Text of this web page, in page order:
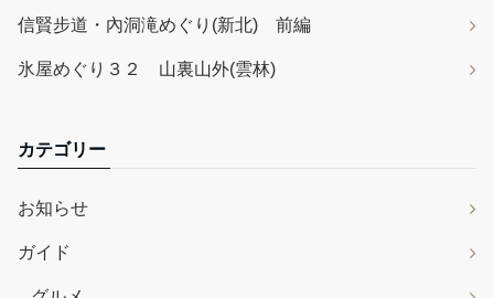
信賢步道・內洞滝めぐり(新北) 前編
氷屋めぐり３２ 山裏山外(雲林)
カテゴリー
お知らせ
ガイド